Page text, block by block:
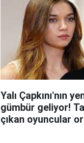
Yalı Çapkını'nın
gümbür geliyor!
çıkan oyuncular